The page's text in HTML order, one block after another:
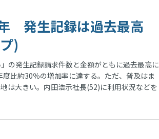
発生記録は過去最高
)
の発生記録請求件数と金額がともに過去最高に
比約30％の増加率に達する。ただ、普及はま
は大きい。内田浩示社長(52)に利用状況などを